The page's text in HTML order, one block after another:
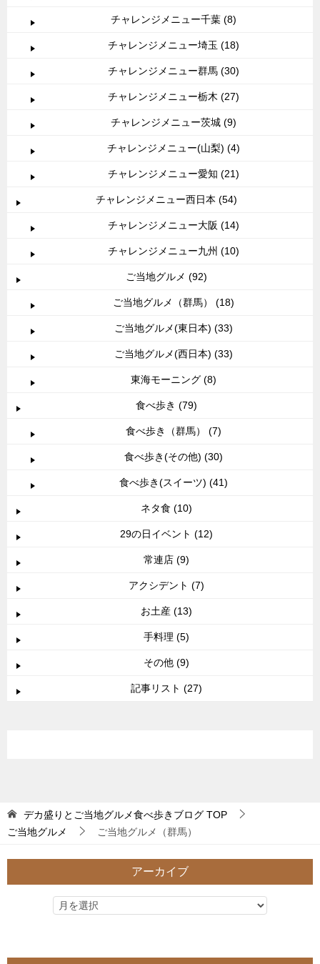
チャレンジメニュー千葉 (8)
チャレンジメニュー埼玉 (18)
チャレンジメニュー群馬 (30)
チャレンジメニュー栃木 (27)
チャレンジメニュー茨城 (9)
チャレンジメニュー(山梨) (4)
チャレンジメニュー愛知 (21)
チャレンジメニュー西日本 (54)
チャレンジメニュー大阪 (14)
チャレンジメニュー九州 (10)
ご当地グルメ (92)
ご当地グルメ（群馬） (18)
ご当地グルメ(東日本) (33)
ご当地グルメ(西日本) (33)
東海モーニング (8)
食べ歩き (79)
食べ歩き（群馬） (7)
食べ歩き(その他) (30)
食べ歩き(スイーツ) (41)
ネタ食 (10)
29の日イベント (12)
常連店 (9)
アクシデント (7)
お土産 (13)
手料理 (5)
その他 (9)
記事リスト (27)
デカ盛りとご当地グルメ食べ歩きブログ TOP
ご当地グルメ
ご当地グルメ（群馬）
アーカイブ